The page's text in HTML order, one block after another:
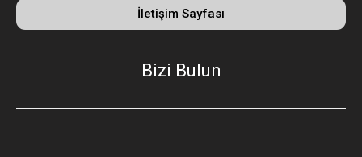
İletişim Sayfası
Bizi Bulun